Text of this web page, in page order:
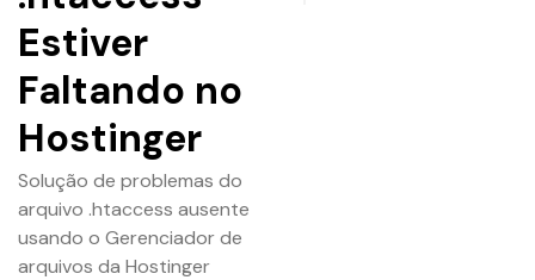
Estiver
Faltando no
Hostinger
Solução de problemas do
arquivo .htaccess ausente
usando o Gerenciador de
arquivos da Hostinger